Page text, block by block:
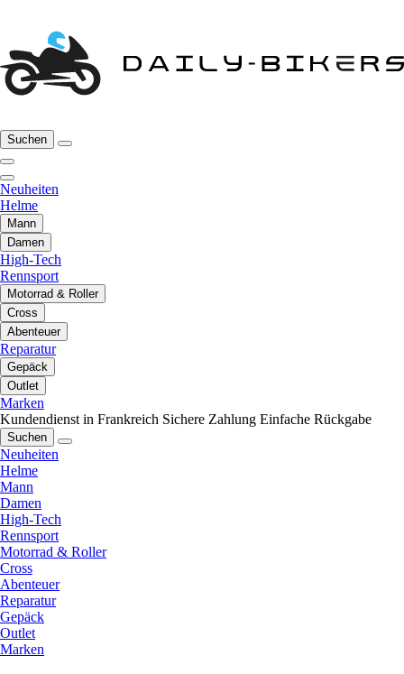
Suchen
Neuheiten
Helme
Mann
Damen
High-Tech
Rennsport
Motorrad & Roller
Cross
Abenteuer
Reparatur
Gepäck
Outlet
Marken
Kundendienst in Frankreich Sichere Zahlung Einfache Rückgabe
Suchen
Neuheiten
Helme
Mann
Damen
High-Tech
Rennsport
Motorrad & Roller
Cross
Abenteuer
Reparatur
Gepäck
Outlet
Marken